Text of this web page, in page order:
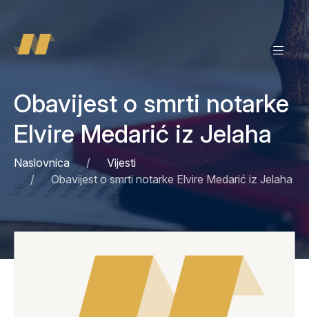
Obavijest o smrti notarke
Elvire Medarić iz Jelaha
Naslovnica
Vijesti
Obavijest o smrti notarke Elvire Medarić iz Jelaha